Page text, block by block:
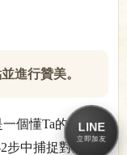
進行贊美。
個懂Ta的人，這
中捕捉對方的
LINE
立即加友